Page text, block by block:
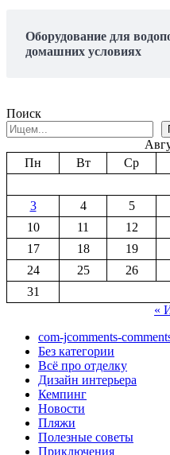
Оборудование для
домашних условиях
Поиск
Пн
Вт Ср
3
4 5
10
11 12
17
18 19
24
25 26
31
«
com-jcomments-
Без категории
Всё про отделку
Дизайн интерьера
Кемпинг
Новости
Пляжи
Полезные советы
Приключения